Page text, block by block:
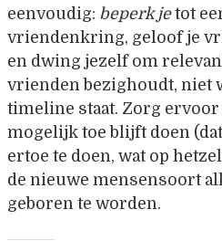
eenvoudig: beperk jetot
vriendenkring, geloof je
en dwing jezelf om
vrienden bezighoudt, niet
timeline staat. Zorg ervoor
mogelijk toe blijft doen
ertoe te doen, wat op
de nieuwe mensensoort
geboren te worden.